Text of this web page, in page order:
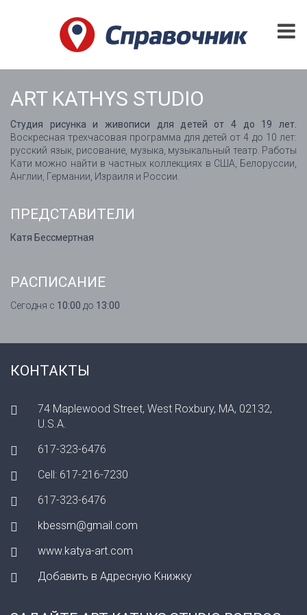
ART KATHYS STUDIO
Студия рисунка и живописи для детей от 4 до 19 лет.
Воскресная трехчасовая программа для детей от 4 до 10 лет:
русский язык, рисование, музыка, музыкальный театр. Работы
Кати можно найти в частных коллекциях в США, Белоруссии,
Англии, Германии, Израиля и России.
ПРЕДСТАВИТЕЛИ
Катя Бессмертная
РАСПИСАНИЕ
Сегодня с 10:00 до 13:00
КОНТАКТЫ
74 Maplewood Street, West Roxbury, MA, 02132,
U.S.A.
617-323-6476
Cell: 617-216-7230
617-323-6476
kbessm@gmail.com
www.katya-art.com
Добавить в Адресную Книжку